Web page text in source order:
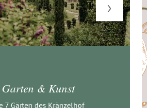
Garten & Kunst
7 Gärten des Kränzelhof